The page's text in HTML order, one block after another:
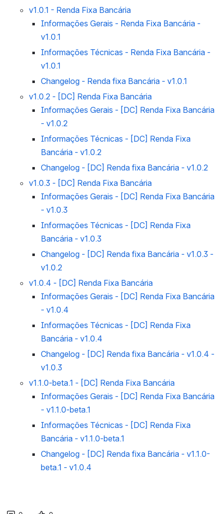
v1.0.1 - Renda Fixa Bancária
Informações Gerais - Renda Fixa Bancária -
v1.0.1
Informações Técnicas - Renda Fixa Bancária -
v1.0.1
Changelog - Renda fixa Bancária - v1.0.1
v1.0.2 - [DC] Renda Fixa Bancária
Informações Gerais - [DC] Renda Fixa Bancária
- v1.0.2
Informações Técnicas - [DC] Renda Fixa
Bancária - v1.0.2
Changelog - [DC] Renda fixa Bancária - v1.0.2
v1.0.3 - [DC] Renda Fixa Bancária
Informações Gerais - [DC] Renda Fixa Bancária
- v1.0.3
Informações Técnicas - [DC] Renda Fixa
Bancária - v1.0.3
Changelog - [DC] Renda fixa Bancária - v1.0.3 -
v1.0.2
v1.0.4 - [DC] Renda Fixa Bancária
Informações Gerais - [DC] Renda Fixa Bancária
- v1.0.4
Informações Técnicas - [DC] Renda Fixa
Bancária - v1.0.4
Changelog - [DC] Renda fixa Bancária - v1.0.4 -
v1.0.3
v1.1.0-beta.1 - [DC] Renda Fixa Bancária
Informações Gerais - [DC] Renda Fixa Bancária
- v1.1.0-beta.1
Informações Técnicas - [DC] Renda Fixa
Bancária - v1.1.0-beta.1
Changelog - [DC] Renda fixa Bancária - v1.1.0-
beta.1 - v1.0.4